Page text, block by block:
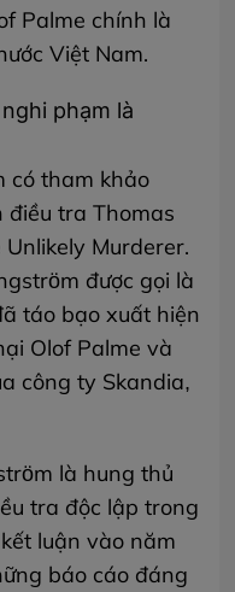
Palme chính là
Việt Nam.
phạm là
có tham khảo
điều tra Thomas
Murderer.
được gọi là
táo bạo xuất hiện
Olof Palme và
công ty Skandia,
là hung thủ
tra độc lập trong
luận vào năm
báo cáo đáng